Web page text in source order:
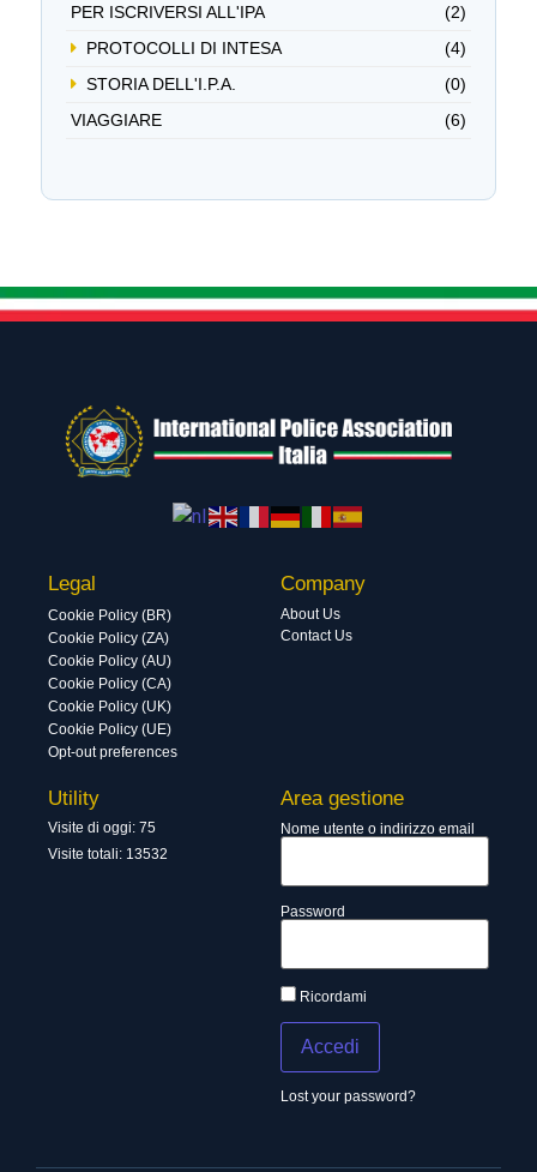
PER ISCRIVERSI ALL'IPA
(2)
PROTOCOLLI DI INTESA
(4)
STORIA DELL'I.P.A.
(0)
VIAGGIARE
(6)
Legal
Cookie Policy (BR)
Cookie Policy (ZA)
Cookie Policy (AU)
Cookie Policy (CA)
Cookie Policy (UK)
Cookie Policy (UE)
Opt-out preferences
Company
About Us
Contact Us
Utility
Visite di oggi: 75
Visite totali: 13532
Area gestione
Nome utente o indirizzo email
Password
Ricordami
Lost your password?